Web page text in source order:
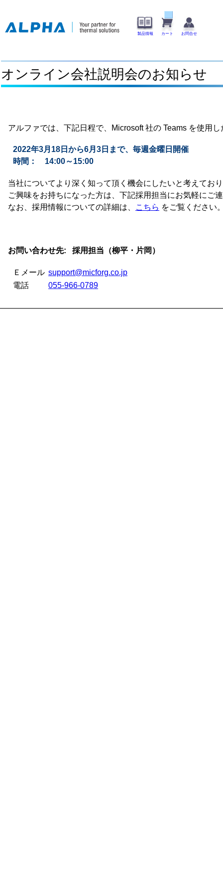
製品情報 カート お問合せ
オンライン会社説明会のお知らせ
アルファでは、下記日程で、Microsoft 社の Teams を使用
2022年3月18日から6月3日まで、毎週金曜日開催
時間： 14:00～15:00
当社についてより深く知って頂く機会にしたいと考えてお
ご興味をお持ちになった方は、下記採用担当にお気軽にご
なお、採用情報についての詳細は、
こちら をご覧ください
お問い合わせ先: 採用担当（柳平・片岡）
Ｅメール support@micforg.co.jp
電話
055-966-0789